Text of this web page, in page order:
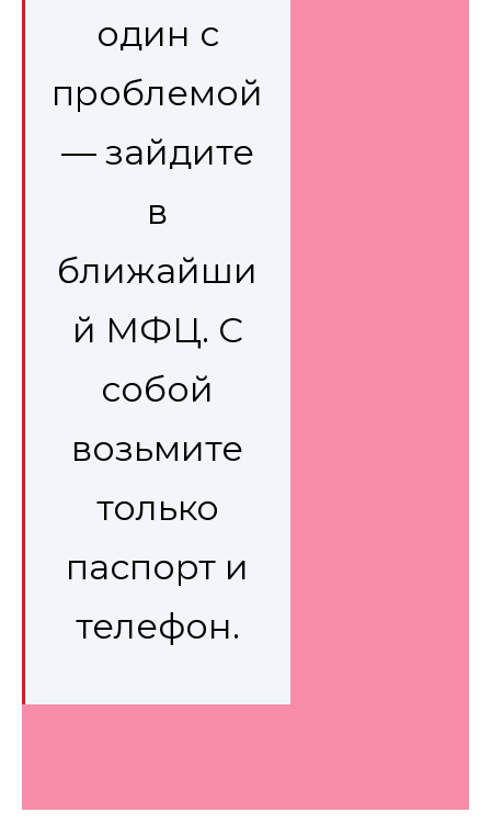
один с
проблемой
— зайдите
в
ближайши
й МФЦ. С
собой
возьмите
только
паспорт и
телефон.